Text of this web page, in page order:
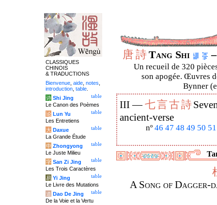
唐詩Tang Shi
Un recueil de 320
son apogée. Œuvres
Bynner
III —七言古詩
ancient-verse
nº 46 47 48 49 50 51
A Song of Dagger-
CLASSIQUES
CHINOIS
& TRADUCTIONS
Bienvenue aide notes
introduction table
table
诗 Shi Jing
Le Canon des Poèmes
table
论 Lun Yu
Les Entretiens
table
大 Daxue
La Grande Étude
table
中 Zhongyong
Le Juste Milieu
table
字 San Zi Jing
Les Trois Caractères
table
易 Yi Jing
Le Livre des Mutations
table
道 Dao De Jing
De la Voie et la Vertu